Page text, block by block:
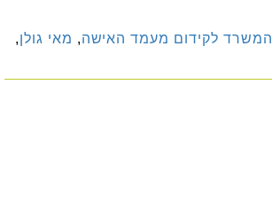
המשרד לקידום מעמד האישה, מאי גולן,